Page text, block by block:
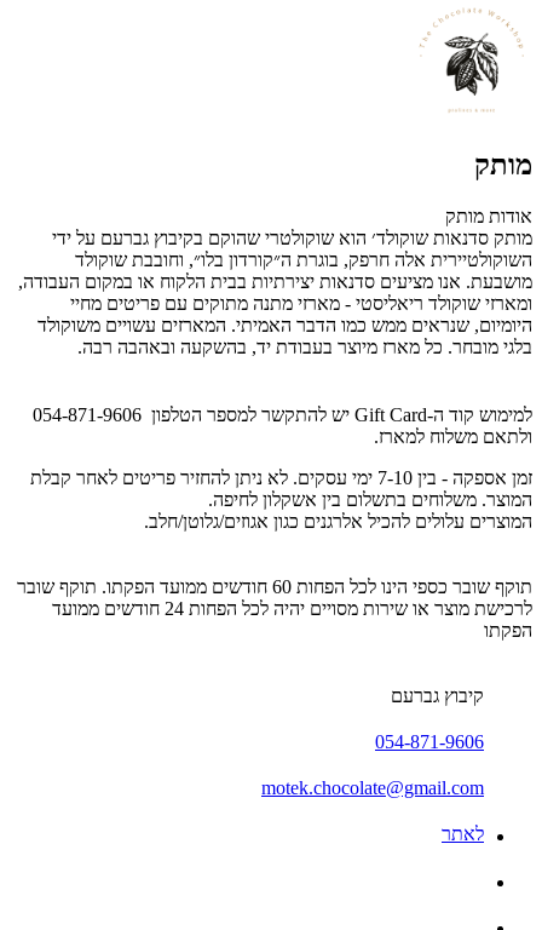
מותק
אודות מותק
מותק סדנאות שוקולד׳ הוא שוקולטרי שהוקם בקיבוץ גברעם על ידי
השוקולטיירית אלה חרפק, בוגרת ה״קורדון בלו״, וחובבת שוקולד
מושבעת. אנו מציעים סדנאות יצירתיות בבית הלקוח או במקום העבודה,
ומארזי שוקולד ריאליסטי - מארזי מתנה מתוקים עם פריטים מחיי
היומיום, שנראים ממש כמו הדבר האמיתי. המארזים עשויים משוקולד
בלגי מובחר. כל מארז מיוצר בעבודת יד, בהשקעה ובאהבה רבה.
למימוש קוד ה-Gift Card יש להתקשר למספר הטלפון 054-871-9606
ולתאם משלוח למארז.
זמן אספקה - בין 7-10 ימי עסקים. לא ניתן להחזיר פריטים לאחר קבלת
המוצר. משלוחים בתשלום בין אשקלון לחיפה.
המוצרים עלולים להכיל אלרגנים כגון אגוזים/גלוטן/חלב.
תוקף שובר כספי הינו לכל הפחות 60 חודשים ממועד הפקתו. תוקף שובר
לרכישת מוצר או שירות מסויים יהיה לכל הפחות 24 חודשים ממועד
הפקתו
קיבוץ גברעם
054-871-9606
motek.chocolate@gmail.com
לאתר